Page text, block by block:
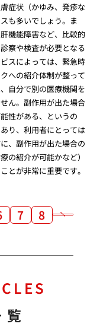
症状（かゆみ、発疹な
も多いでしょう。ま
機能障害など、比較的
察や検査が必要となる
スによっては、緊急時
への紹介体制が整って
自分で別の医療機関を
ん。副作用が出た場合
性がある、というの
り、利用者にとっては
、副作用が出た場合の
の紹介が可能かなど）
とが非常に重要です。
7 8